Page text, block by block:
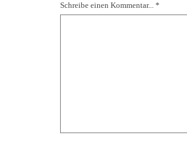
Schreibe einen Kommentar... *